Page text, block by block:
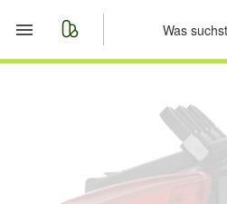
Nachrichten